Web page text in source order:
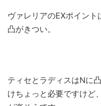
ヴァレリアのEXポイン
凸がきつい。
ティセとラディスはNに
けちょっと必要ですけど